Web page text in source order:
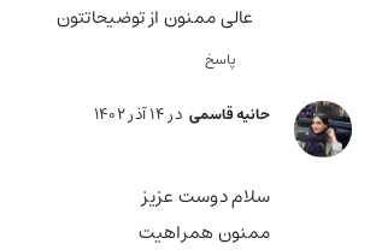
عالی ممنون از توضیحاتتون
پاسخ
حانیه قاسمی در 14 آذر 1402
سلام دوست عزیز
ممنون همراهیت